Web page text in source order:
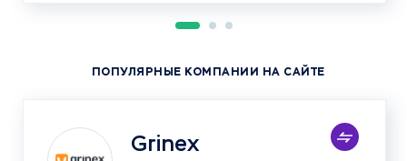
ПОПУЛЯРНЫЕ КОМПАНИИ НА САЙТЕ
Grinex